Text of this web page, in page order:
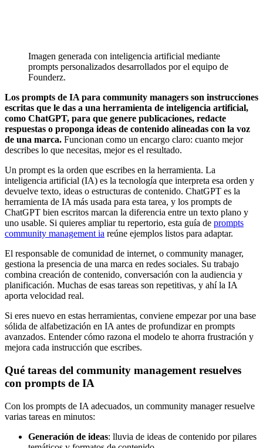
Imagen generada con inteligencia artificial mediante
prompts personalizados desarrollados por el equipo de
Founderz.
Los prompts de IA para community managers son instrucciones
escritas que le das a una herramienta de inteligencia artificial,
como ChatGPT, para que genere publicaciones, redacte
respuestas o proponga ideas de contenido alineadas con la voz
de una marca. Funcionan como un encargo claro: cuanto mejor
describes lo que necesitas, mejor es el resultado.
Un prompt es la orden que escribes en la herramienta. La
inteligencia artificial (IA) es la tecnología que interpreta esa orden y
devuelve texto, ideas o estructuras de contenido. ChatGPT es la
herramienta de IA más usada para esta tarea, y los prompts de
ChatGPT bien escritos marcan la diferencia entre un texto plano y
uno usable. Si quieres ampliar tu repertorio, esta guía de prompts
community management ia reúne ejemplos listos para adaptar.
El responsable de comunidad de internet, o community manager,
gestiona la presencia de una marca en redes sociales. Su trabajo
combina creación de contenido, conversación con la audiencia y
planificación. Muchas de esas tareas son repetitivas, y ahí la IA
aporta velocidad real.
Si eres nuevo en estas herramientas, conviene empezar por una base
sólida de alfabetización en IA antes de profundizar en prompts
avanzados. Entender cómo razona el modelo te ahorra frustración y
mejora cada instrucción que escribes.
Qué tareas del community management resuelves
con prompts de IA
Con los prompts de IA adecuados, un community manager resuelve
varias tareas en minutos:
Generación de ideas: lluvia de ideas de contenido por pilares